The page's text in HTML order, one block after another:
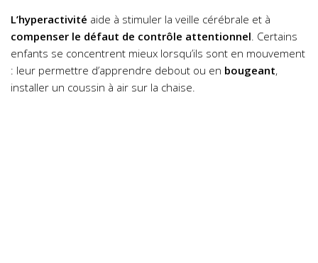
L’hyperactivité aide à stimuler la veille cérébrale et à
compenser le défaut de contrôle attentionnel. Certains
enfants se concentrent mieux lorsqu’ils sont en mouvement
: leur permettre d’apprendre debout ou en bougeant,
installer un coussin à air sur la chaise.